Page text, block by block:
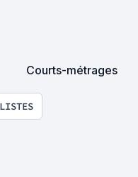
Courts-métrages